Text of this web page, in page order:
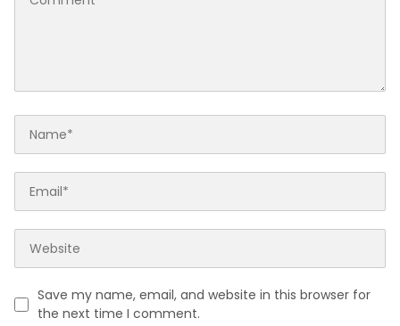
Save my name, email, and website in this browser for
the next time I comment.